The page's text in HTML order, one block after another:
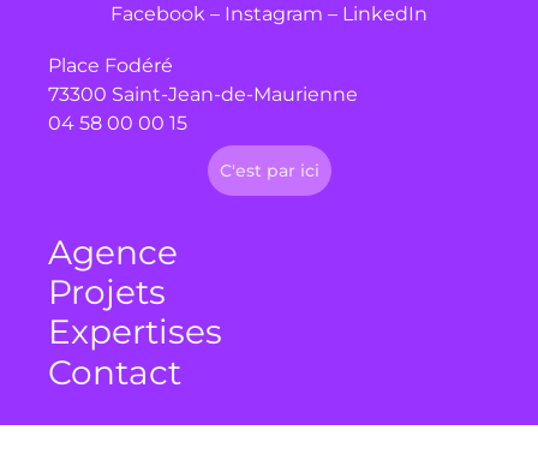
C'est par ici
Facebook – Instagram – LinkedIn
Place Fodéré
73300 Saint-Jean-de-Maurienne
04 58 00 00 15
Agence
Projets
Expertises
Contact